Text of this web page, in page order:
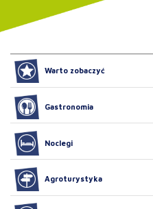
Warto zobaczyć
Gastronomia
Noclegi
Agroturystyka